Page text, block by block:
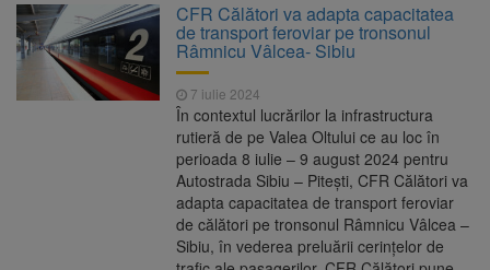
CFR Călători va adapta capacitatea
de transport feroviar pe tronsonul
Râmnicu Vâlcea- Sibiu
7 iulie 2024
În contextul lucrărilor la infrastructura
rutieră de pe Valea Oltului ce au loc în
perioada 8 iulie – 9 august 2024 pentru
Autostrada Sibiu – Pitești, CFR Călători va
adapta capacitatea de transport feroviar
de călători pe tronsonul Râmnicu Vâlcea –
Sibiu, în vederea preluării cerințelor de